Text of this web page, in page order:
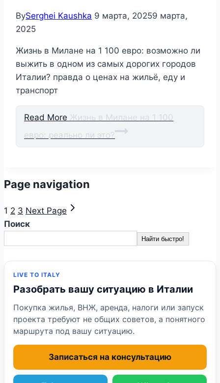
BySerghei Kaushka 9 марта, 20259 марта,
2025
Жизнь в Милане на 1 100 евро: возможно ли
выжить в одном из самых дорогих городов
Италии? правда о ценах на жильё, еду и
транспорт
Read More Жизнь в Милане на 1 100
евро: реально ли это?
Page navigation
1 2 3 Next Page
Поиск
Найти быстро!
LIVE TO ITALY
Разобрать вашу ситуацию в Италии
Покупка жилья, ВНЖ, аренда, налоги или запуск
проекта требуют не общих советов, а понятного
маршрута под вашу ситуацию.
Записаться на консультацию